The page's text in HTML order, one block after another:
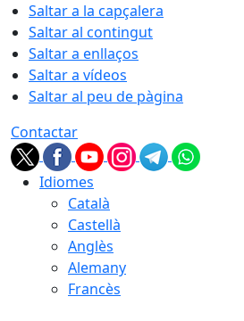
Saltar a la capçalera
Saltar al contingut
Saltar a enllaços
Saltar a vídeos
Saltar al peu de pàgina
Contactar
Idiomes
Català
Castellà
Anglès
Alemany
Francès